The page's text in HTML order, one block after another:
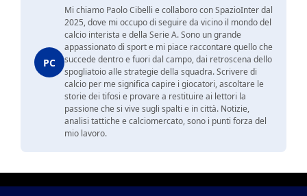
PC
Mi chiamo Paolo Cibelli e collaboro con SpazioInter dal
2025, dove mi occupo di seguire da vicino il mondo del
calcio interista e della Serie A. Sono un grande
appassionato di sport e mi piace raccontare quello che
succede dentro e fuori dal campo, dai retroscena dello
spogliatoio alle strategie della squadra. Scrivere di
calcio per me significa capire i giocatori, ascoltare le
storie dei tifosi e provare a restituire ai lettori la
passione che si vive sugli spalti e in città. Notizie,
analisi tattiche e calciomercato, sono i punti forza del
mio lavoro.